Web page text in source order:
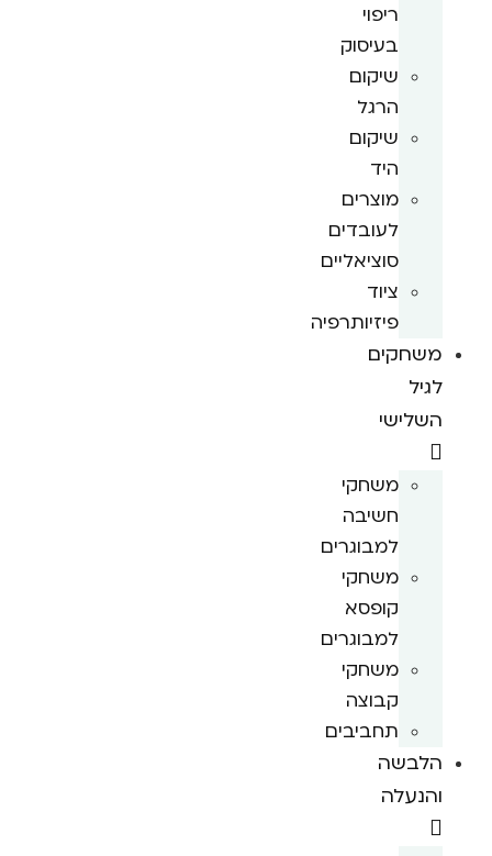
ריפוי
בעיסוק
שיקום
הרגל
שיקום
היד
מוצרים
לעובדים
סוציאליים
ציוד
פיזיותרפיה
משחקים
לגיל
השלישי
משחקי
חשיבה
למבוגרים
משחקי
קופסא
למבוגרים
משחקי
קבוצה
תחביבים
הלבשה
והנעלה